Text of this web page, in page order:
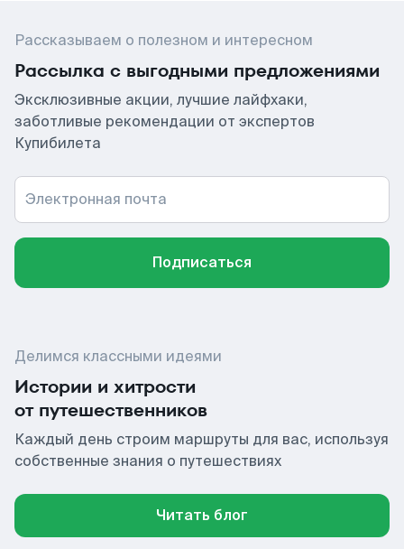
Рассказываем о полезном и интересном
Рассылка с выгодными предложениями
Эксклюзивные акции, лучшие лайфхаки,
заботливые рекомендации от экспертов
Купибилета
Электронная почта
Подписаться
Делимся классными идеями
Истории и хитрости
от путешественников
Каждый день строим маршруты для вас, используя
собственные знания о путешествиях
Читать блог